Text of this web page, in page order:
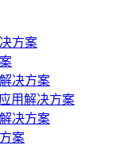
方案
决方案
用解决方案
决方案
案